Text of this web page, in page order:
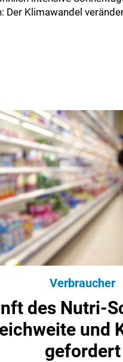
Der Klimawandel
Verbraucher
des Nutri-
und
gefordert